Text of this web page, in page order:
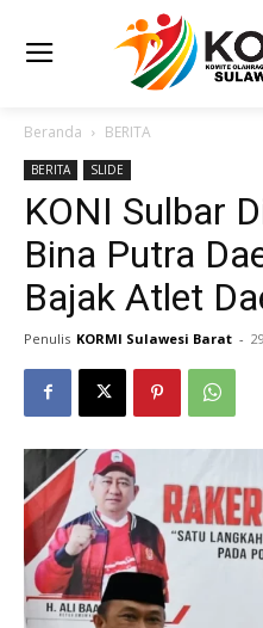
Beranda BERITA
BERITA SLIDE
KONI Sulbar
Bina Putra
Bajak Atlet
Penulis KORMI Sulawesi Barat -